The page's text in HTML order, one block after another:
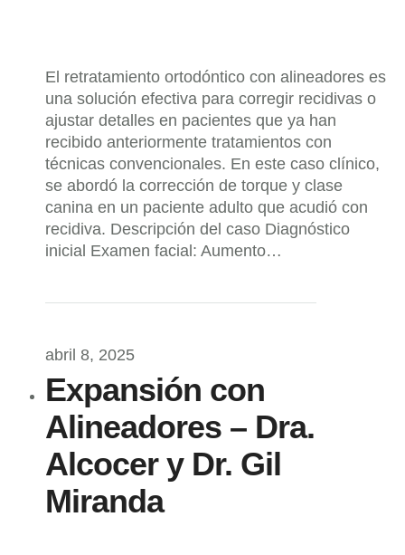
El retratamiento ortodóntico con alineadores es
una solución efectiva para corregir recidivas o
ajustar detalles en pacientes que ya han
recibido anteriormente tratamientos con
técnicas convencionales. En este caso clínico,
se abordó la corrección de torque y clase
canina en un paciente adulto que acudió con
recidiva. Descripción del caso Diagnóstico
inicial Examen facial: Aumento…
abril 8, 2025
Expansión con
Alineadores – Dra.
Alcocer y Dr. Gil
Miranda